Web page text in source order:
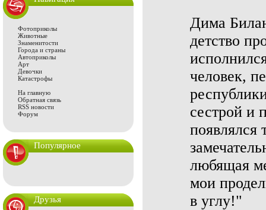
Фотоприколы
Животные
Знаменитости
Города и страны
Автоприколы
Арт
Девочки
Катастрофы
На главную
Обратная связь
RSS новости
Форум
Популярное
Друзья
Дима
детство
человек,
сестрой и
появлялся
любящая
мои
в углу!"